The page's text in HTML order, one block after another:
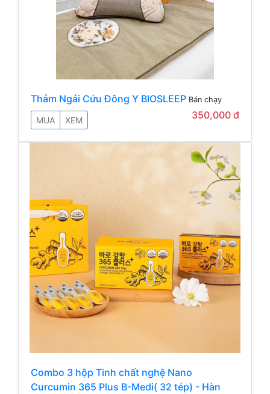
Thảm Ngải Cứu Đông Y BIOSLEEP Bán chạy
MUA XEM 350,000 đ
Combo 3 hộp Tinh chất nghệ Nano
Curcumin 365 Plus B-Medi( 32 tép) - Hàn